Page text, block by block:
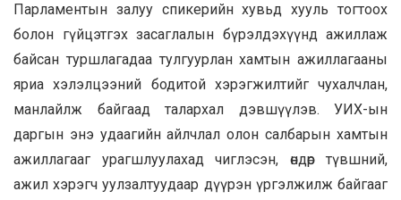
Парламентын залуу спикерийн хувьд хууль тогтоох
болон гүйцэтгэх засаглалын бүрэлдэхүүнд ажиллаж
байсан туршлагадаа тулгуурлан хамтын ажиллагааны
яриа хэлэлцээний бодитой хэрэгжилтийг чухалчлан,
манлайлж байгаад талархал дэвшүүлэв. УИХ-ын
даргын энэ удаагийн айлчлал олон салбарын хамтын
ажиллагааг урагшлуулахад чиглэсэн, өндөр түвшний,
ажил хэрэгч уулзалтуудаар дүүрэн үргэлжилж байгааг